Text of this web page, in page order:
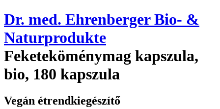
Dr. med. Ehrenberger Bio- &
Naturprodukte
Feketeköménymag kapszula,
bio, 180 kapszula
Vegán étrendkiegészítő